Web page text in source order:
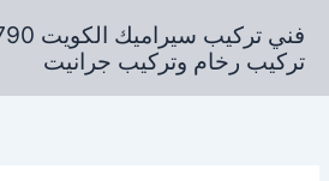
المحتوى
تركيب رخام وتركيب جرانيت